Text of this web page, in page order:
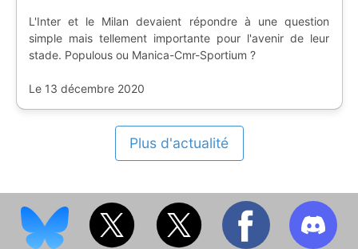
L'Inter et le Milan devaient répondre à une question
simple mais tellement importante pour l'avenir de leur
stade. Populous ou Manica-Cmr-Sportium ?
Le 13 décembre 2020
Plus d'actualité